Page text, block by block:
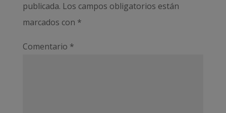
publicada. Los campos obligatorios están
marcados con *
Comentario *